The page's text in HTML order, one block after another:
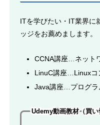
ITを学びたい・IT業界に
ッジをお薦めまします。
CCNA講座…ネット
LinuC講座…Linuxコ
Java講座…プログラ
Udemy動画教材（買い